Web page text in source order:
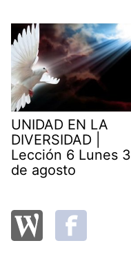
UNIDAD EN LA
DIVERSIDAD |
Lección 6 Lunes 3
de agosto